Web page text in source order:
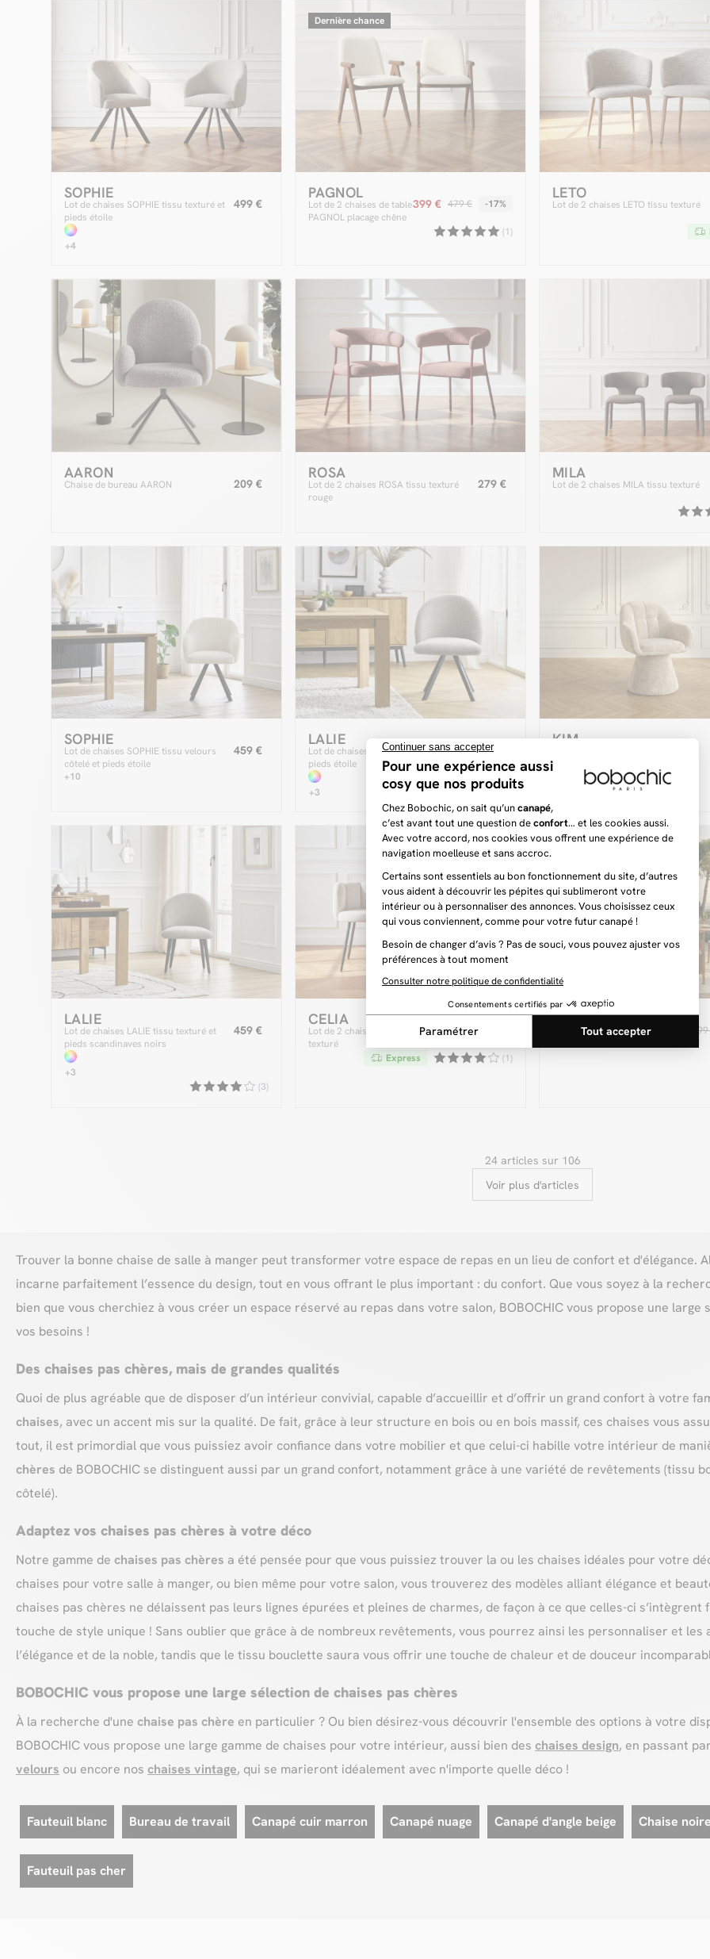
SOPHIE
Lot de chaises SOPHIE tissu texturé et
pieds étoile
499 €
+4
Dernière chance
PAGNOL
Lot de 2 chaises de table
PAGNOL placage chêne
399 € 479 € -17%
(1)
LETO
Lot de 2 chaises LETO tissu texturé
AARON
Chaise de bureau AARON 209 €
ROSA
Lot de 2 chaises ROSA tissu texturé
rouge
279 €
MILA
Lot de 2 chaises MILA tissu texturé
SOPHIE
Lot de chaises SOPHIE tissu velours
côtelé et pieds étoile
459 €
+10
LALIE
Lot de chaises LALIE tissu texturé et
pieds étoile
499 €
+3
KIM
LALIE
Lot de chaises LALIE tissu texturé et
pieds scandinaves noirs
459 €
+3
(3)
CELIA
Lot de 2 chaises CELIA beige tissu
texturé
299 €
(1)
Express
Dernière chance
POSITANO
Ensemble de jardin 1 299 € 1
24 articles sur 106
Voir plus d'articles
Trouver la bonne chaise de salle à manger peut transformer votre espace de repas en un lieu de confort et d'élégance.
incarne parfaitement l’essence du design, tout en vous offrant le plus important : du confort. Que vous soyez à la
bien que vous cherchiez à vous créer un espace réservé au repas dans votre salon, BOBOCHIC vous propose une large
vos besoins !
Des chaises pas chères, mais de grandes qualités
Quoi de plus agréable que de disposer d’un intérieur convivial, capable d’accueillir et d’offrir un grand confort à votre
chaises, avec un accent mis sur la qualité. De fait, grâce à leur structure en bois ou en bois massif, ces chaises vous
tout, il est primordial que vous puissiez avoir confiance dans votre mobilier et que celui-ci habille votre intérieur de
chères de BOBOCHIC se distinguent aussi par un grand confort, notamment grâce à une variété de revêtements
côtelé).
Adaptez vos chaises pas chères à votre déco
Notre gamme de chaises pas chères a été pensée pour que vous puissiez trouver la ou les chaises idéales pour votre
chaises pour votre salle à manger, ou bien même pour votre salon, vous trouverez des modèles alliant élégance et
chaises pas chères ne délaissent pas leurs lignes épurées et pleines de charmes, de façon à ce que celles-ci
touche de style unique ! Sans oublier que grâce à de nombreux revêtements, vous pourrez ainsi les personnaliser et
l’élégance et de la noble, tandis que le tissu bouclette saura vous offrir une touche de chaleur et de douceur
BOBOCHIC vous propose une large sélection de chaises pas chères
À la recherche d'une chaise pas chère en particulier ? Ou bien désirez-vous découvrir l'ensemble des options à votre
BOBOCHIC vous propose une large gamme de chaises pour votre intérieur, aussi bien des chaises design, en passant
velours ou encore nos chaises vintage, qui se marieront idéalement avec n'importe quelle déco !
Fauteuil blanc Bureau de travail Canapé cuir marron Canapé nuage Canapé d'angle beige Chaise
Fauteuil pas cher